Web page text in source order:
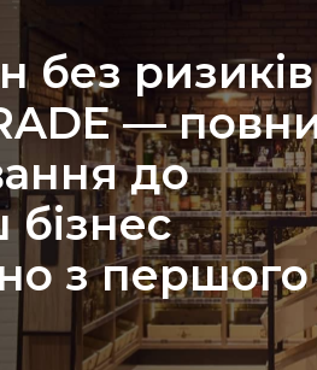
без
—
до
з першого